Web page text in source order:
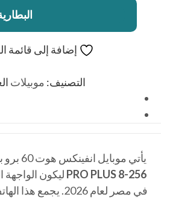
إضافة إلى قائمة
التصنيف: موبيلات
يأتي موبايل انفينكس هوت 60 برو بلس
PRO PLUS 8-256 ليكون الواجهة
في مصر لعام 2026.